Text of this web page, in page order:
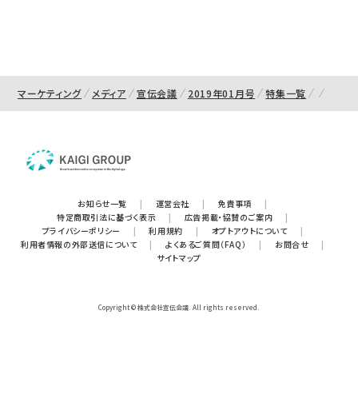
マーケティング メディア 宣伝会議 2019年01月号 特集一覧
お知らせ一覧 | 運営会社 | 免責事項
|
特定商取引法に基づく表示
| 広告掲載・協賛のご案内
|
プライバシーポリシー
| 利用規約 | オプトアウトについて
|
利用者情報の外部送信について
| よくあるご質問（FAQ） | お問合せ
|
サイトマップ
Copyright © 株式会社宣伝会議. All rights reserved.